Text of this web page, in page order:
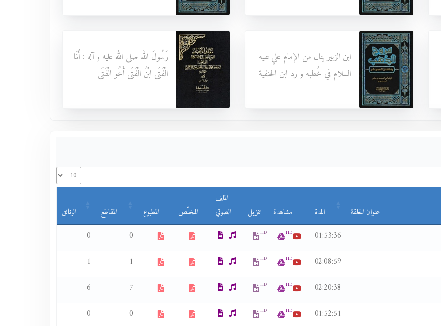
ابن الزبير ينال من الإمام علي عليه
السلام في خُطبه و رد ابن الحنفية
رَسُولَ الله صلى الله عليه و آله : أَنَا
الْفَتَى ابْنُ الْفَتَى أَخُو الْفَتَى
عنوان الحلقة المدة مشاهدة تنزيل
الملف
الصوتي
الملخـّص المطبوع المقاطع
الوثائق
01:53:36
HD
HD
0
0
02:08:59
HD
HD
1
1
02:20:38
HD
HD
7
6
01:52:51
HD
HD
0
0